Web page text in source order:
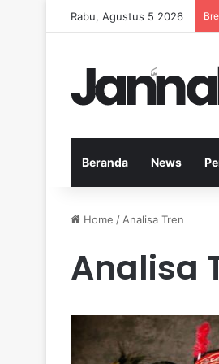
Rabu, Agustus 5 2026
Beranda News
Home / Analisa Tren
Analisa